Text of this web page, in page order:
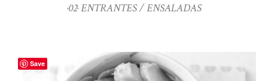
·02· ENTRANTES / ENSALADAS
Save